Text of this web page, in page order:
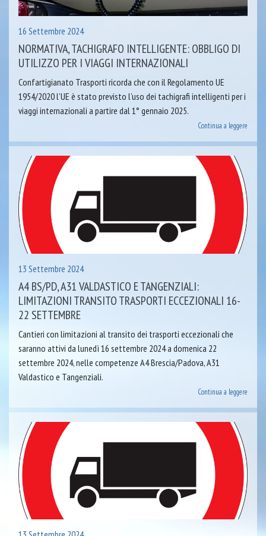
16 Settembre 2024
NORMATIVA, TACHIGRAFO INTELLIGENTE: OBBLIGO DI
UTILIZZO PER I VIAGGI INTERNAZIONALI
Confartigianato Trasporti ricorda che con il Regolamento UE
1954/2020 l’UE è stato previsto l’uso dei tachigrafi intelligenti per i
viaggi internazionali a partire dal 1° gennaio 2025.
Continua a leggere
13 Settembre 2024
A4 BS/PD, A31 VALDASTICO E TANGENZIALI:
LIMITAZIONI TRANSITO TRASPORTI ECCEZIONALI 16-
22 SETTEMBRE
Cantieri con limitazioni al transito dei trasporti eccezionali che
saranno attivi da lunedì 16 settembre 2024 a domenica 22
settembre 2024, nelle competenze A4 Brescia/Padova, A31
Valdastico e Tangenziali.
Continua a leggere